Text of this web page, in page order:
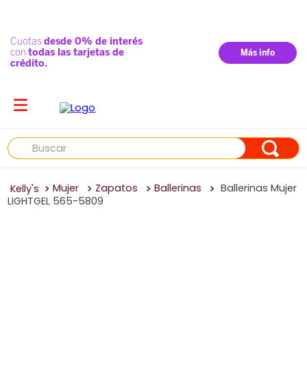
Buscar
Mujer Zapatos Ballerinas
Ballerinas Mujer
LIGHTGEL 565-5809